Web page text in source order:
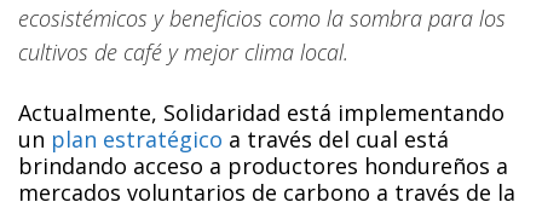
ecosistémicos y beneficios como la sombra para los
cultivos de café y mejor clima local.
Actualmente, Solidaridad está implementando
un plan estratégico a través del cual está
brindando acceso a productores hondureños a
mercados voluntarios de carbono a través de la